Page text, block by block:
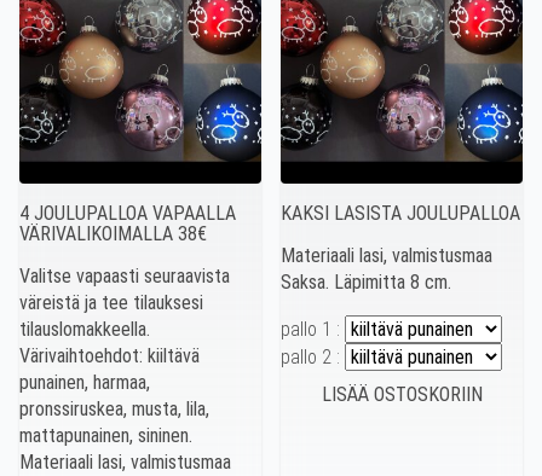
4 JOULUPALLOA VAPAALLA
VÄRIVALIKOIMALLA 38€
Valitse vapaasti seuraavista
väreistä ja tee tilauksesi
tilauslomakkeella.
Värivaihtoehdot: kiiltävä
punainen, harmaa,
pronssiruskea, musta, lila,
mattapunainen, sininen.
Materiaali lasi, valmistusmaa
KAKSI LASISTA JOULUPALLOA
Materiaali lasi, valmistusmaa
Saksa. Läpimitta 8 cm.
pallo 1 :
pallo 2 :